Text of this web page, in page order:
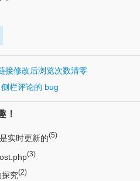
接修改后浏览次数清零
栏评论的 bug
！
实时更新的(5)
(3)
究(2)